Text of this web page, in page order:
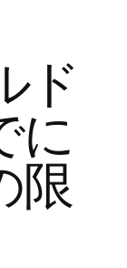
ド
に
限